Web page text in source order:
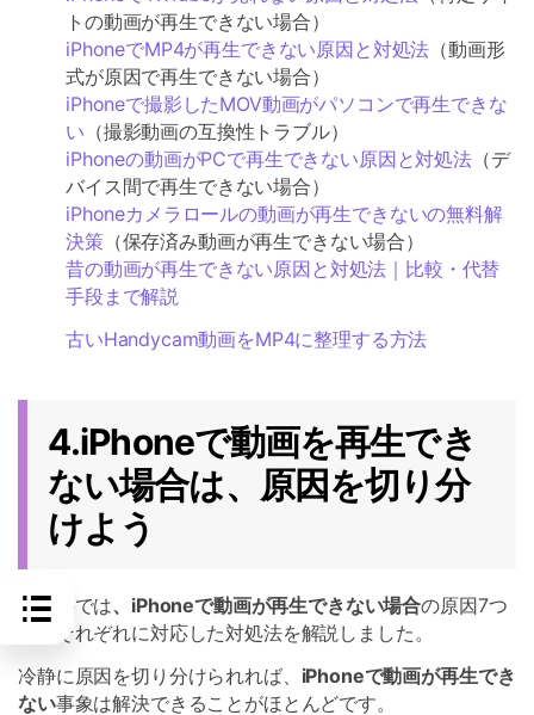
トの動画が再生できない場合）
iPhoneでMP4が再生できない原因と対処法 （動画形
式が原因で再生できない場合）
iPhoneで撮影したMOV動画がパソコンで再生できな
い （撮影動画の互換性トラブル）
iPhoneの動画がPCで再生できない原因と対処法 （デ
バイス間で再生できない場合）
iPhoneカメラロールの動画が再生できないの無料解
決策（保存済み動画が再生できない場合）
昔の動画が再生できない原因と対処法｜比較・代替
手段まで解説
古いHandycam動画をMP4に整理する方法
4.iPhoneで動画を再生でき
ない場合は、原因を切り分
けよう
本記事では、iPhoneで動画が再生できない場合の原因7つ
と、それぞれに対応した対処法を解説しました。
冷静に原因を切り分けられれば、 iPhoneで動画が再生でき
ない事象は解決できることがほとんどです。